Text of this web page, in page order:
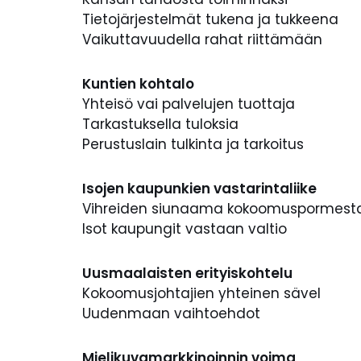
Tietojärjestelmät tukena ja tukkeena
Vaikuttavuudella rahat riittämään
Kuntien kohtalo
Yhteisö vai palvelujen tuottaja
Tarkastuksella tuloksia
Perustuslain tulkinta ja tarkoitus
Isojen kaupunkien vastarintaliike
Vihreiden siunaama
Isot kaupungit vastaan valtio
Uusmaalaisten erityiskohtelu
Kokoomusjohtajien yhteinen sävel
Uudenmaan vaihtoehdot